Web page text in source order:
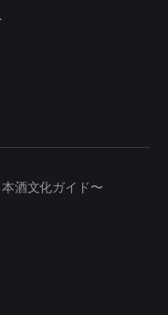
酒文化ガイド〜